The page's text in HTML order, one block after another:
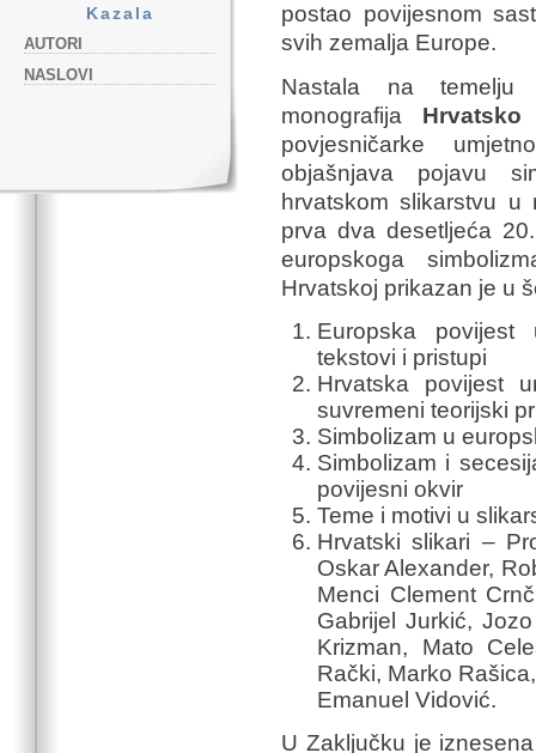
Kazala
AUTORI
NASLOVI
postao povijesnom
svih zemalja Europe.
Nastala na temelju
monografija
povjesničarke
objašnjava pojavu
hrvatskom slikarstvu
prva dva desetljeća
europskoga
Hrvatskoj prikazan je u
Europska povijest
tekstovi i pristupi
Hrvatska povijest
suvremeni teorijski
Simbolizam u
Simbolizam i
povijesni okvir
Teme i motivi u
Hrvatski slikari –
Oskar Alexander,
Menci Clement
Gabrijel Jurkić,
Krizman, Mato
Rački, Marko
Emanuel Vidović.
U Zaključku je